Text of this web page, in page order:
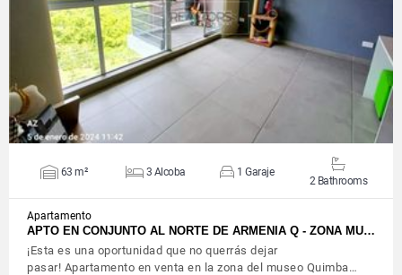
VIEW DETAILS
63 m² 3 Alcoba 1 Garaje
2 Bathrooms
Apartamento
APTO EN CONJUNTO AL NORTE DE ARMENIA Q - ZONA MU…
¡Esta es una oportunidad que no querrás dejar
pasar! Apartamento en venta en la zona del museo Quimba…